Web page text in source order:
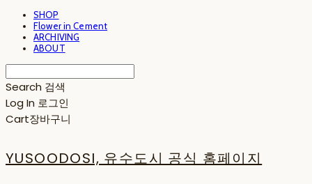
SHOP
Flower in Cement
ARCHIVING
ABOUT
Search 검색
Log In 로그인
Cart장바구니
YUSOODOSI, 유수도시 공식 홈페이지